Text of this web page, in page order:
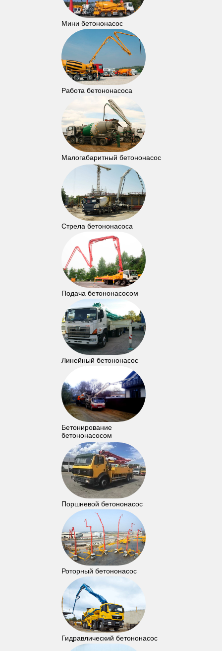
Мини бетононасос
Работа бетононасоса
Малогабаритный бетононасос
Стрела бетононасоса
Подача бетононасосом
Линейный бетононасос
Бетонирование
бетононасосом
Поршневой бетононасос
Роторный бетононасос
Гидравлический бетононасос